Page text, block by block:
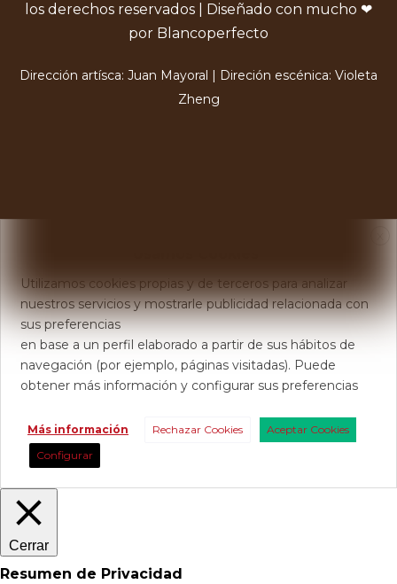
los derechos reservados | Diseñado con mucho ❤
por Blancoperfecto
Dirección artísca: Juan Mayoral | Direción escénica: Violeta
Zheng
Utilizamos cookies propias y de terceros para analizar
nuestros servicios y mostrarle publicidad relacionada con
sus preferencias
en base a un perfil elaborado a partir de sus hábitos de
navegación (por ejemplo, páginas visitadas). Puede
obtener más información y configurar sus preferencias
Más información Rechazar Cookies
Aceptar Cookies
Configurar
Cerrar
Resumen de Privacidad